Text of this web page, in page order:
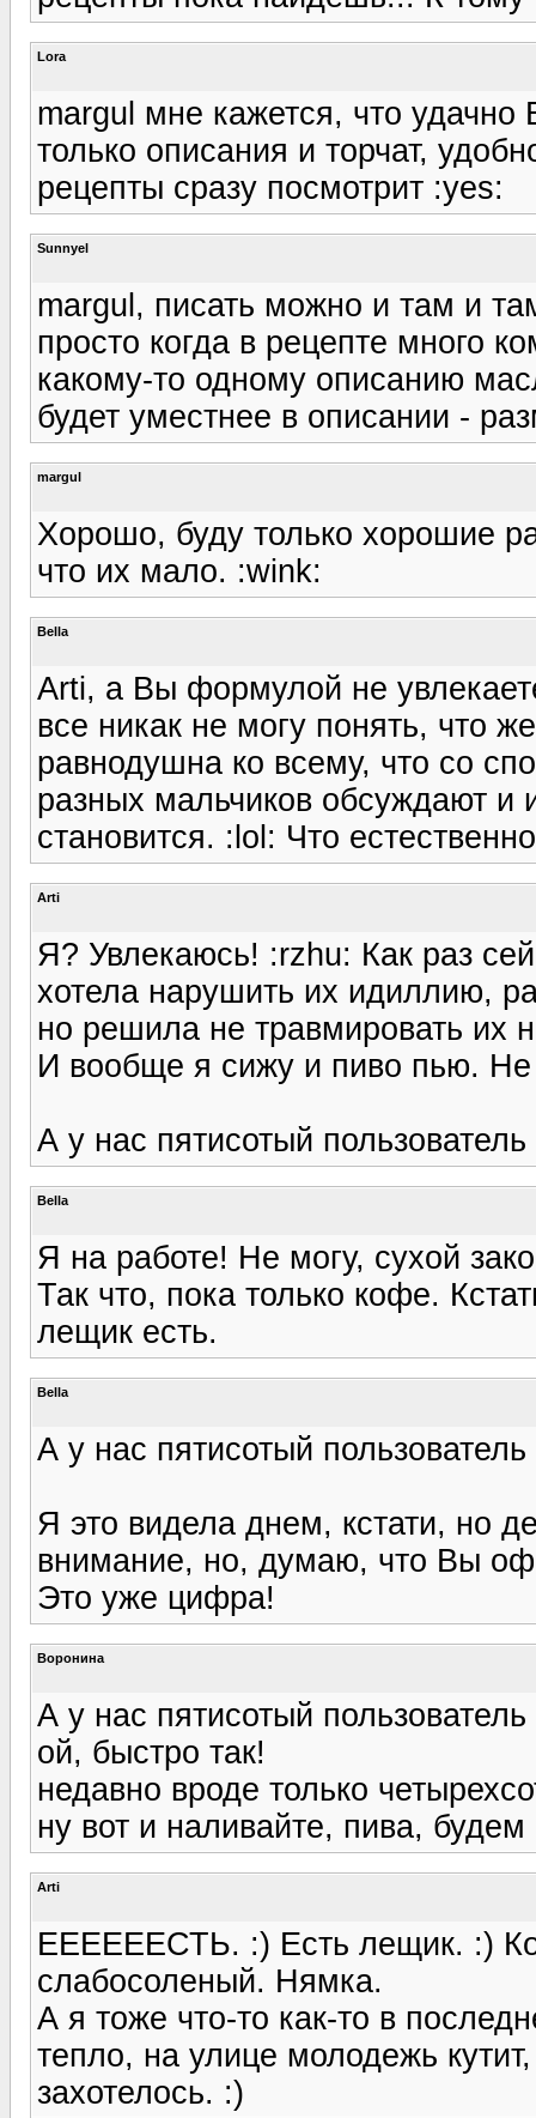
Lora
margul мне кажется, что
только описания и торчат,
рецепты сразу посмотрит :yes:
Sunnyel
margul, писать можно и там и
просто когда в рецепте много
какому-то одному описанию
будет уместнее в описании -
margul
Хорошо, буду только хорошие
что их мало. :wink:
Bella
Arti, а Вы формулой не
все никак не могу понять, что
равнодушна ко всему, что со
разных мальчиков обсуждают и
становится. :lol: Что
Arti
Я? Увлекаюсь! :rzhu: Как раз
хотела нарушить их идиллию,
но решила не травмировать их
И вообще я сижу и пиво пью. Не
А у нас пятисотый
Bella
Я на работе! Не могу, сухой
Так что, пока только кофе.
лещик есть.
Bella
А у нас пятисотый
Я это видела днем, кстати, но
внимание, но, думаю, что Вы
Это уже цифра!
Воронина
А у нас пятисотый
ой, быстро так!
недавно вроде только
ну вот и наливайте, пива,
Arti
ЕЕЕЕЕЕСТЬ. :) Есть лещик. :)
слабосоленый. Нямка.
А я тоже что-то как-то в
тепло, на улице молодежь
захотелось. :)